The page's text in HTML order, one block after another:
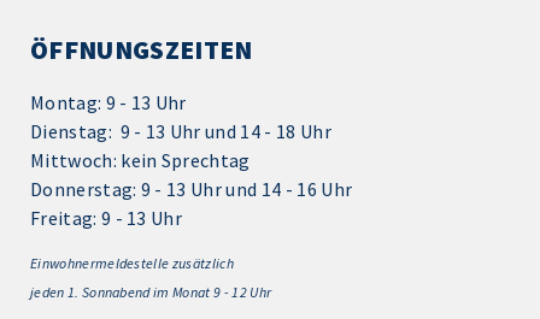
ÖFFNUNGSZEITEN
Montag: 9 - 13 Uhr
Dienstag: 9 - 13 Uhr und 14 - 18 Uhr
Mittwoch: kein Sprechtag
Donnerstag: 9 - 13 Uhr und 14 - 16 Uhr
Freitag: 9 - 13 Uhr
Einwohnermeldestelle zusätzlich
jeden 1. Sonnabend im Monat 9 - 12 Uhr